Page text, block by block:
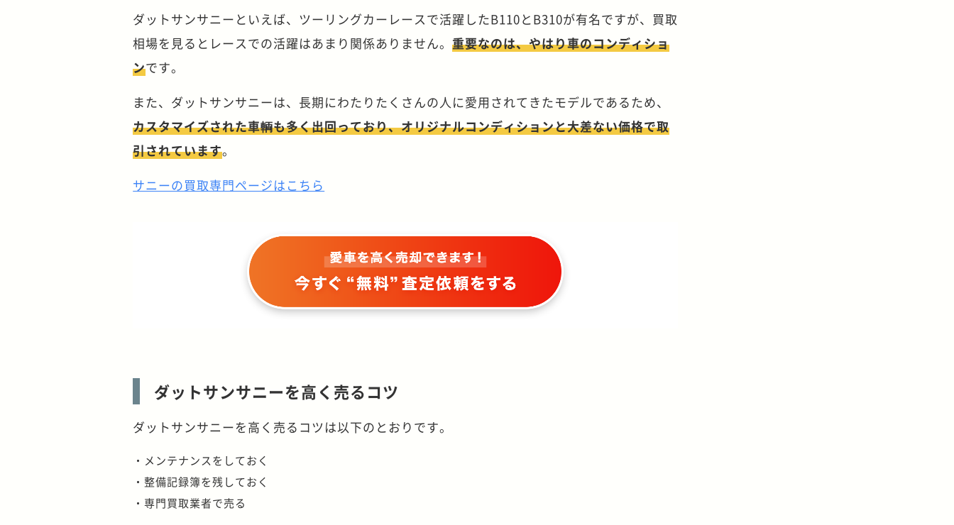
ダットサンサニーといえば、ツーリングカーレースで活躍したB110とB310が有名ですが、買取
相場を見るとレースでの活躍はあまり関係ありません。重要なのは、やはり車のコンディショ
ンです。
また、ダットサンサニーは、長期にわたりたくさんの人に愛用されてきたモデルであるため、
カスタマイズされた車輌も多く出回っており、オリジナルコンディションと大差ない価格で取
引されています。
サニーの買取専門ページはこちら
ダットサンサニーを高く売るコツ
ダットサンサニーを高く売るコツは以下のとおりです。
・メンテナンスをしておく
・整備記録簿を残しておく
・専門買取業者で売る